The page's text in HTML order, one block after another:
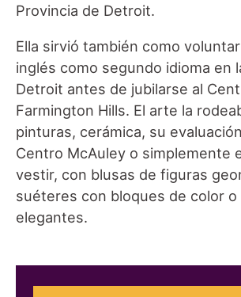
Provincia de Detroit.
Ella sirvió también como
inglés como segundo idioma en
Detroit antes de jubilarse al
Farmington Hills. El arte la
pinturas, cerámica, su
Centro McAuley o simplemente
vestir, con blusas de figuras
suéteres con bloques de color o
elegantes.